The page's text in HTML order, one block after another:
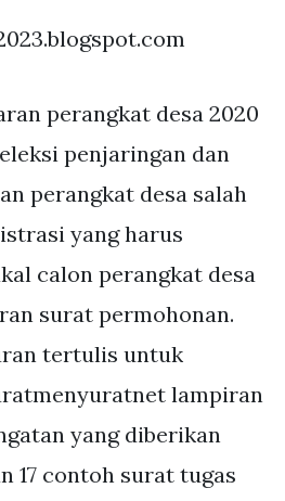
perangkat desa 2020
penjaringan dan
perangkat desa salah
yang harus
calon perangkat desa
surat permohonan.
tertulis untuk
lampiran
yang diberikan
17 contoh surat tugas